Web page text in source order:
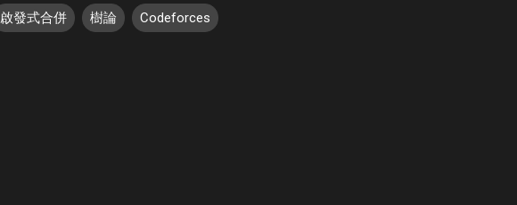
啟發式合併 樹論 Codeforces